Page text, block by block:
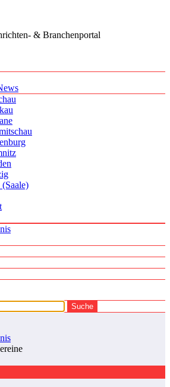
& Branchenportal